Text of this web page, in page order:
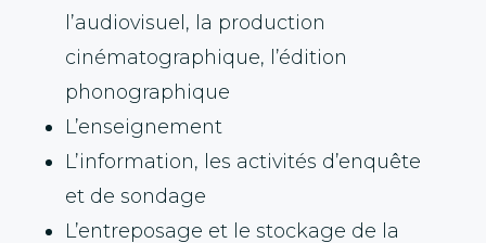
l’audiovisuel, la production
cinématographique, l’édition
phonographique
L’enseignement
L’information, les activités d’enquête
et de sondage
L’entreposage et le stockage de la